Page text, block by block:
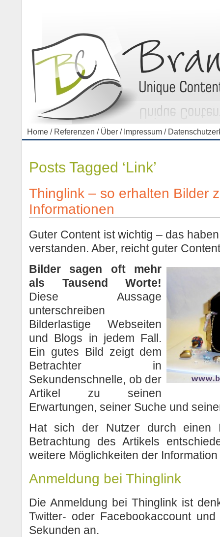
Home / Referenzen / Über / Impressum /
Posts Tagged ‘Link’
Thinglink – so erhalten Bilder
Informationen
Guter Content ist wichtig – das
verstanden. Aber, reicht guter
Bilder sagen oft mehr
als Tausend Worte!
Diese Aussage
unterschreiben
Bilderlastige Webseiten
und Blogs in jedem Fall.
Ein gutes Bild zeigt dem
Betrachter in
Sekundenschnelle, ob der
Artikel zu seinen
Erwartungen, seiner Suche und
Hat sich der Nutzer durch einen
Betrachtung des Artikels
weitere Möglichkeiten der
Anmeldung bei Thinglink
Die Anmeldung bei Thinglink ist
Twitter- oder Facebookaccount
Sekunden an.